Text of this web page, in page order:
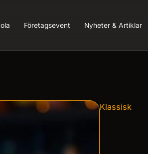
Företagsevent Nyheter & Artiklar
Klassisk